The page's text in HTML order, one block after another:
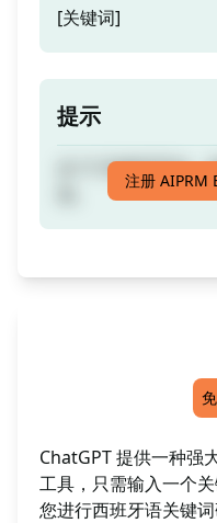
[关键词]
提示
从1个关键词开始，
注册 AIPRM
ChatGPT 提供一种强
工具，只需输入一个
您进行西班牙语关键